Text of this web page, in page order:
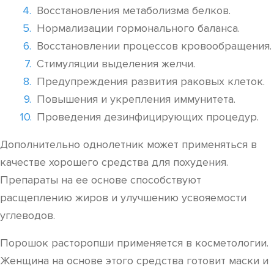
Восстановления метаболизма белков.
Нормализации гормонального баланса.
Восстановлении процессов кровообращения.
Стимуляции выделения желчи.
Предупреждения развития раковых клеток.
Повышения и укрепления иммунитета.
Проведения дезинфицирующих процедур.
Дополнительно однолетник может применяться в
качестве хорошего средства для похудения.
Препараты на ее основе способствуют
расщеплению жиров и улучшению усвояемости
углеводов.
Порошок расторопши применяется в косметологии.
Женщина на основе этого средства готовит маски и